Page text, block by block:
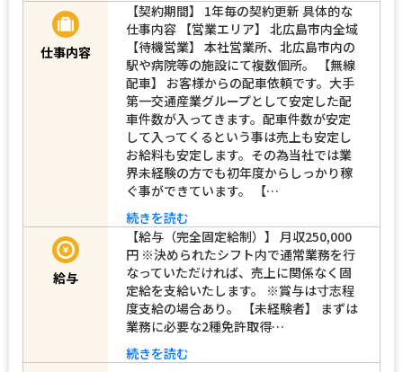
仕事内容
【契約期間】 1年毎の契約更新 具体的な
仕事内容 【営業エリア】 北広島市内全域
【待機営業】 本社営業所、北広島市内の
駅や病院等の施設にて複数個所。 【無線
配車】 お客様からの配車依頼です。大手
第一交通産業グループとして安定した配
車件数が入ってきます。配車件数が安定
して入ってくるという事は売上も安定し
お給料も安定します。その為当社では業
界未経験の方でも初年度からしっかり稼
ぐ事ができています。 【…
続きを読む
給与
【給与（完全固定給制）】 月収250,000
円 ※決められたシフト内で通常業務を行
なっていただければ、売上に関係なく固
定給を支給いたします。 ※賞与は寸志程
度支給の場合あり。 【未経験者】 まずは
業務に必要な2種免許取得…
続きを読む